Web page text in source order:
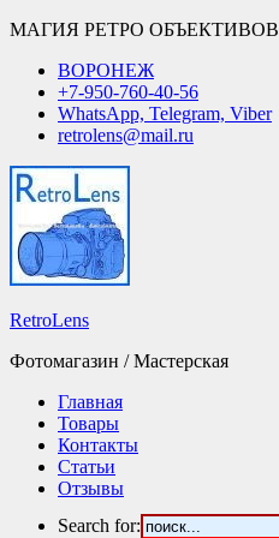
МАГИЯ РЕТРО ОБЪЕКТИВОВ
ВОРОНЕЖ
+7-950-760-40-56
WhatsApp, Telegram, Viber
retrolens@mail.ru
RetroLens
Фотомагазин / Мастерская
Главная
Товары
Контакты
Статьи
Отзывы
Search for: